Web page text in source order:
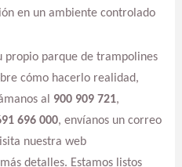
en un ambiente controlado
propio parque de trampolines
cómo hacerlo realidad,
al 900 909 721,
696 000, envíanos un correo
nuestra web
detalles. Estamos listos